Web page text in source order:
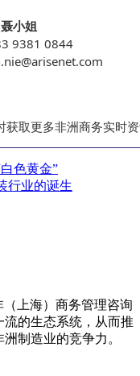
聂小姐
9381 0844
获取更多非洲商务实时
色黄金”
行业的诞生
上海）商务管理咨询
的生态系统，从而推
制造业的竞争力。